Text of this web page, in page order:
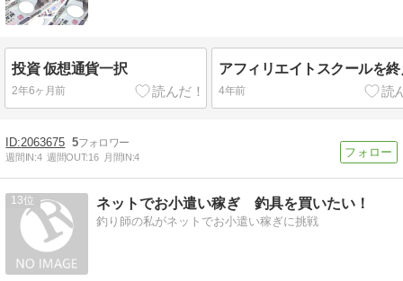
投資 仮想通貨一択
2年6ヶ月前
アフィリエイトスクールを
4年前
2063675 5
週間IN:4 週間OUT:16 月間IN:4
13 ネットでお小遣い稼ぎ 釣具を買いたい！
釣り師の私がネットでお小遣い稼ぎに挑戦